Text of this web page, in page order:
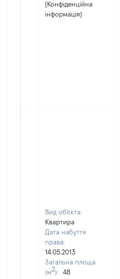
[Конфіденційна
інформація]
Вид об'єкта:
Квартира
Дата набуття
права:
14.05.2013
Загальна площа
(м2):
48